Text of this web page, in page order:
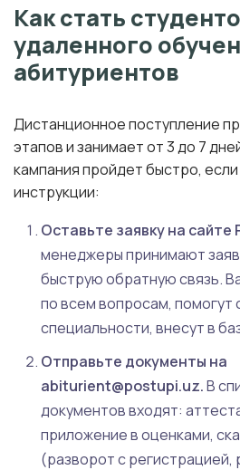
Как стать
удаленного
абитуриентов
Дистанционное поступление
этапов и занимает от 3 до 7
кампания пройдет быстро,
инструкции:
Оставьте заявку на сайте
менеджеры принимают
быструю обратную связь.
по всем вопросам, помогут
специальности, внесут в
Отправьте документы на
abiturient@postupi.uz.В
документов входят:
приложение в оценками,
(разворот с регистрацией,